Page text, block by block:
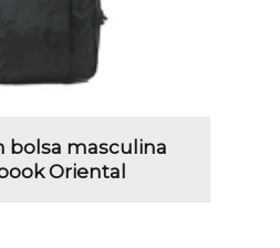
bolsa masculina
Oriental